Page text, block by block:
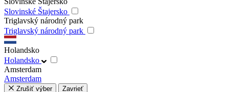
Slovinské Štajersko
Triglavský národný park
Triglavský národný park
Holandsko
Holandsko
Amsterdam
Amsterdam
Zrušiť výber Zavrieť